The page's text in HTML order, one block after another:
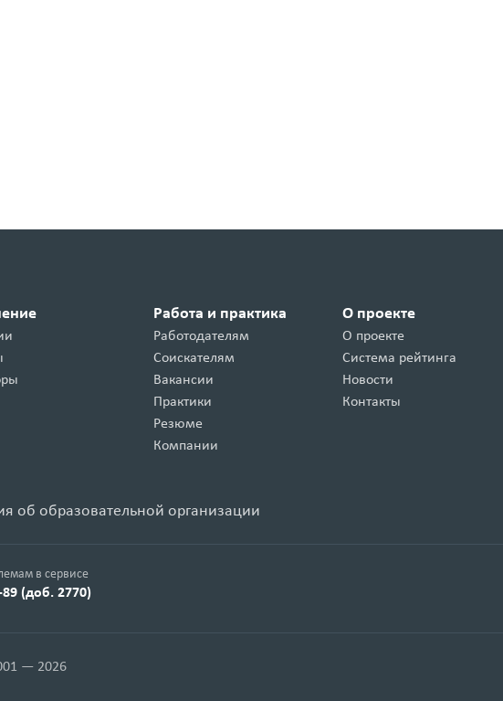
Работа и практика
Работодателям
Соискателям
Вакансии
Практики
Резюме
Компании
О проекте
О проекте
Система рейтинга
Новости
Контакты
об образовательной организации
в сервисе
(доб. 2770)
— 2026